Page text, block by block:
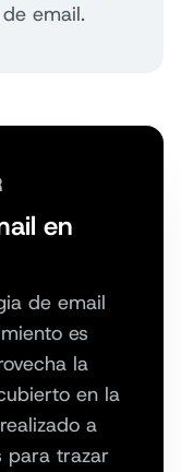
email.
en
de email
es
la
en la
a
para trazar